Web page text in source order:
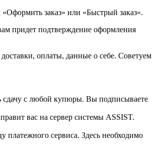
заказ» или «Быстрый заказ».
придет подтверждение оформления
оплаты, данные о себе. Советуем
сдачу с любой купюры. Вы подписываете
вас на сервер системы ASSIST.
платежного сервиса. Здесь необходимо